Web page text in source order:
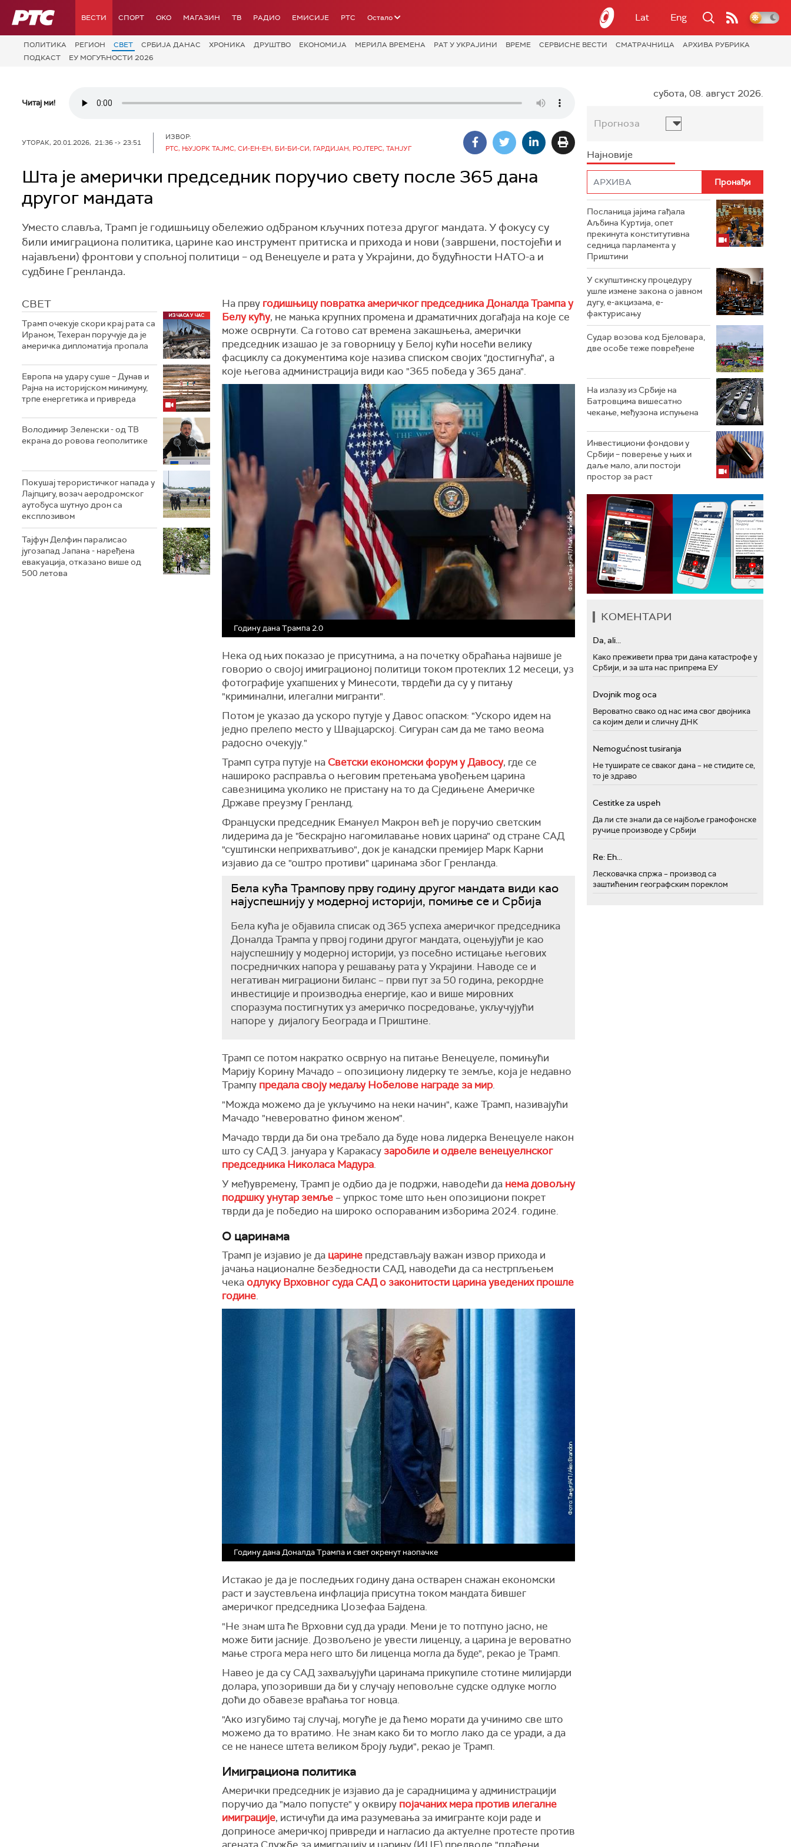
РТС ВЕСТИ СПОРТ OKO МАГАЗИН ТВ РАДИО ЕМИСИЈЕ РТС Остало Lat Eng
ПОЛИТИКА РЕГИОН СВЕТ СРБИЈА ДАНАС ХРОНИКА ДРУШТВО ЕКОНОМИЈА МЕРИЛА ВРЕМЕНА РАТ У УКРАЈИНИ ВРЕМЕ СЕРВИСНЕ ВЕСТИ СМАТРАЧНИЦА
АРХИВА РУБРИКА
ПОДКАСТ
ЕУ МОГУЋНОСТИ 2026
Читај ми!
УТОРАК, 20.01.2026, 21:36 -> 23:51
ИЗВОР:
РТС, ЊУЈОРК ТАЈМС, СИ-ЕН-ЕН, БИ-БИ-СИ, ГАРДИЈАН, РОЈТЕРС, ТАНЈУГ
Шта је амерички председник поручио свету после 365 дана
другог мандата
Уместо славља, Трамп је годишњицу обележио одбраном кључних потеза другог мандата. У фокусу су
били имиграциона политика, царине као инструмент притиска и прихода и нови (завршени, постојећи и
најављени) фронтови у спољној политици – од Венецуеле и рата у Украјини, до будућности НАТО-а и
судбине Гренланда.
СВЕТ
Трамп очекује скори крај рата са
Ираном, Техеран поручује да је
америчка дипломатија пропала
Европа на удару суше – Дунав и
Рајна на историјском минимуму,
трпе енергетика и привреда
Володимир Зеленски - од ТВ
екрана до ровова геополитике
Покушај терористичког напада у
Лајпцигу, возач аеродромског
аутобуса шутнуо дрон са
експлозивом
Тајфун Делфин паралисао
југозапад Јапана - наређена
евакуација, отказано више од
500 летова
На прву годишњицу повратка америчког председника Доналда Трампа у
Белу кућу, не мањка крупних промена и драматичних догађаја на које се
може осврнути. Са готово сат времена закашњења, амерички
председник изашао је за говорницу у Белој кући носећи велику
фасциклу са документима које назива списком својих "достигнућа", а
које његова администрација види као "365 победа у 365 дана".
Годину дана Трампа 2.0
Нека од њих показао је присутнима, а на почетку обраћања највише је
говорио о својој имиграционој политици током протеклих 12 месеци, уз
фотографије ухапшених у Минесоти, тврдећи да су у питању
"криминални, илегални мигранти".
Потом је указао да ускоро путује у Давос опаском: "Ускоро идем на
једно прелепо место у Швајцарској. Сигуран сам да ме тамо веома
радосно очекују."
Трамп сутра путује на Светски економски форум у Давосу, где се
нашироко расправља о његовим претењама увођењем царина
савезницима уколико не пристану на то да Сједињене Америчке
Државе преузму Гренланд.
Француски председник Емануел Макрон већ је поручио светским
лидерима да је "бескрајно нагомилавање нових царина" од стране САД
"суштински неприхватљиво", док је канадски премијер Марк Карни
изјавио да се "оштро противи" царинама због Гренланда.
Бела кућа Трампову прву годину другог мандата види као
најуспешнију у модерној историји, помиње се и Србија
Бела кућа је објавила списак од 365 успеха америчког председника
Доналда Трампа у првој години другог мандата, оцењујући је као
најуспешнију у модерној историји, уз посебно истицање његових
посредничких напора у решавању рата у Украјини. Наводе се и
негативан миграциони биланс – први пут за 50 година, рекордне
инвестиције и производња енергије, као и више мировних
споразума постигнутих уз америчко посредовање, укључујући
напоре у дијалогу Београда и Приштине.
Трамп се потом накратко осврнуо на питање Венецуеле, помињући
Марију Корину Мачадо – опозициону лидерку те земље, која је недавно
Трампу предала своју медаљу Нобелове награде за мир.
"Можда можемо да је укључимо на неки начин", каже Трамп, називајући
Мачадо "невероватно фином женом".
Мачадо тврди да би она требало да буде нова лидерка Венецуеле након
што су САД 3. јануара у Каракасу заробиле и одвеле венецуелнског
председника Николаса Мадура.
У међувремену, Трамп је одбио да је подржи, наводећи да нема довољну
подршку унутар земље – упркос томе што њен опозициони покрет
тврди да је победио на широко оспораваним изборима 2024. године.
О царинама
Трамп је изјавио је да царине представљају важан извор прихода и
јачања националне безбедности САД, наводећи да са нестрпљењем
чека одлуку Врховног суда САД о законитости царина уведених прошле
године.
Годину дана Доналда Трампа и свет окренут наопачке
Истакао је да је последњих годину дана остварен снажан економски
раст и заустевљена инфлација присутна током мандата бившег
америчког председника Џозефаа Бајдена.
"Не знам шта ће Врховни суд да уради. Мени је то потпуно јасно, не
може бити јасније. Дозвољено је увести лиценцу, а царина је вероватно
мање строга мера него што би лиценца могла да буде", рекао је Трамп.
Навео је да су САД захваљујући царинама прикупиле стотине милијарди
долара, упозоривши да би у случају неповољне судске одлуке могло
доћи до обавезе враћања тог новца.
"Ако изгубимо тај случај, могуће је да ћемо морати да учинимо све што
можемо да то вратимо. Не знам како би то могло лако да се уради, а да
се не нанесе штета великом броју људи", рекао је Трамп.
Имиграциона политика
Амерички председник је изјавио да је сарадницима у администрацији
поручио да "мало попусте" у оквиру појачаних мера против илегалне
имиграције, истичући да има разумевања за имигранте који раде и
доприносе америчкој привреди и нагласио да актуелне протесте против
субота, 08. август 2026.
Прогноза
Најновије
Посланица јајима гађала
Аљбина Куртија, опет
прекинута конститутивна
седница парламента у
Приштини
У скупштинску процедуру
ушле измене закона о јавном
дугу, е-акцизама, е-
фактурисању
Судар возова код Бјеловара,
две особе теже повређене
На излазу из Србије на
Батровцима вишесатно
чекање, међузона испуњена
Инвестициони фондови у
Србији – поверење у њих и
даље мало, али постоји
простор за раст
КОМЕНТАРИ
Da, ali...
Како преживети прва три дана катастрофе у
Србији, и за шта нас припрема ЕУ
Dvojnik mog oca
Вероватно свако од нас има свог двојника
са којим дели и сличну ДНК
Nemogućnost tusiranja
Не туширате се сваког дана – не стидите се,
то је здраво
Cestitke za uspeh
Да ли сте знали да се најбоље грамофонске
ручице производе у Србији
Re: Eh...
Лесковачка спржа – производ са
заштићеним географским пореклом